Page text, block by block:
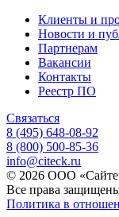
Клиенты и
Новости и
Партнерам
Вакансии
Контакты
Реестр ПО
Связаться
8 (495) 648-08-92
8 (800) 500-85-36
info@citeck.ru
© 2026 ООО
Все права
Политика в